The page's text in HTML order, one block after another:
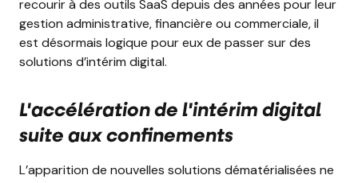
recourir à des outils SaaS depuis des années pour leur
gestion administrative, financière ou commerciale, il
est désormais logique pour eux de passer sur des
solutions d’intérim digital.
L'accélération de l'intérim digital
suite aux confinements
L’apparition de nouvelles solutions dématérialisées ne